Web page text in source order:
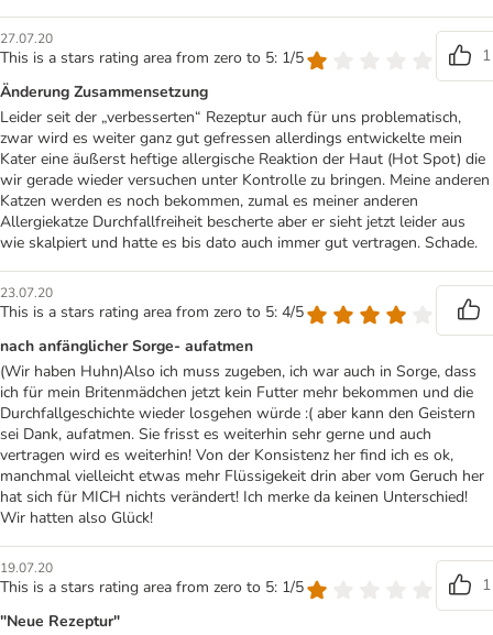
27.07.20
This is a stars rating area from zero to 5: 1/5
1
Änderung Zusammensetzung
Leider seit der „verbesserten“ Rezeptur auch für uns problematisch,
zwar wird es weiter ganz gut gefressen allerdings entwickelte mein
Kater eine äußerst heftige allergische Reaktion der Haut (Hot Spot) die
wir gerade wieder versuchen unter Kontrolle zu bringen. Meine anderen
Katzen werden es noch bekommen, zumal es meiner anderen
Allergiekatze Durchfallfreiheit bescherte aber er sieht jetzt leider aus
wie skalpiert und hatte es bis dato auch immer gut vertragen. Schade.
23.07.20
This is a stars rating area from zero to 5: 4/5
nach anfänglicher Sorge- aufatmen
(Wir haben Huhn)Also ich muss zugeben, ich war auch in Sorge, dass
ich für mein Britenmädchen jetzt kein Futter mehr bekommen und die
Durchfallgeschichte wieder losgehen würde :( aber kann den Geistern
sei Dank, aufatmen. Sie frisst es weiterhin sehr gerne und auch
vertragen wird es weiterhin! Von der Konsistenz her find ich es ok,
manchmal vielleicht etwas mehr Flüssigekeit drin aber vom Geruch her
hat sich für MICH nichts verändert! Ich merke da keinen Unterschied!
Wir hatten also Glück!
19.07.20
This is a stars rating area from zero to 5: 1/5
1
"Neue Rezeptur"